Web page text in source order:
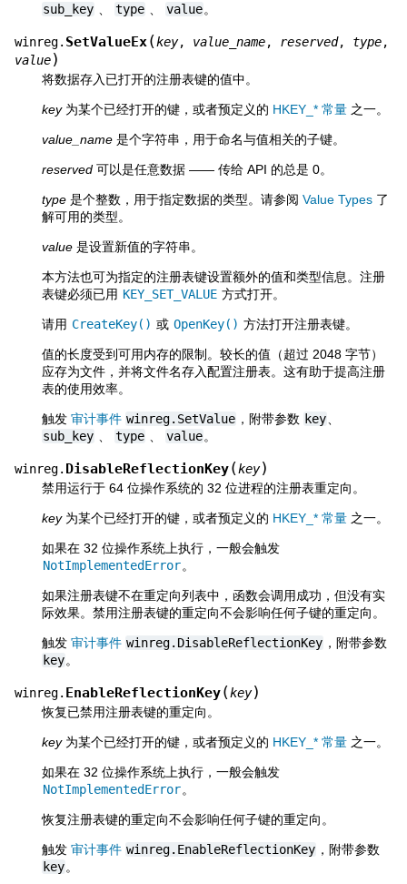
sub_key
type value。
winreg. SetValueEx(key, value_name, reserved, type,
value)
将数据存入已打开的注册表键的值中。
key为某个已经打开的键，或者预定义的 HKEY_* 常量 之一。
value_name 是个字符串，用于命名与值相关的子键。
reserved 可以是任意数据 —— 传给 API 的总是 0。
type 是个整数，用于指定数据的类型。请参阅 Value Types 了
解可用的类型。
value 是设置新值的字符串。
本方法也可为指定的注册表键设置额外的值和类型信息。注册
表键必须已用 KEY_SET_VALUE 方式打开。
请用 CreateKey() 或 OpenKey() 方法打开注册表键。
值的长度受到可用内存的限制。较长的值（超过 2048 字节）
应存为文件，并将文件名存入配置注册表。这有助于提高注册
表的使用效率。
触发 审计事件 winreg.SetValue ，附带参数 key
sub_key
type value。
winreg. DisableReflectionKey(key)
禁用运行于 64 位操作系统的 32 位进程的注册表重定向。
key为某个已经打开的键，或者预定义的 HKEY_* 常量 之一。
如果在 32 位操作系统上执行，一般会触发
NotImplementedError。
如果注册表键不在重定向列表中，函数会调用成功，但没有实
际效果。禁用注册表键的重定向不会影响任何子键的重定向。
触发 审计事件 winreg.DisableReflectionKey ，附带参数
key。
winreg. EnableReflectionKey(key)
恢复已禁用注册表键的重定向。
key为某个已经打开的键，或者预定义的 HKEY_* 常量 之一。
如果在 32 位操作系统上执行，一般会触发
NotImplementedError。
恢复注册表键的重定向不会影响任何子键的重定向。
触发 审计事件 winreg.EnableReflectionKey ，附带参数
key。